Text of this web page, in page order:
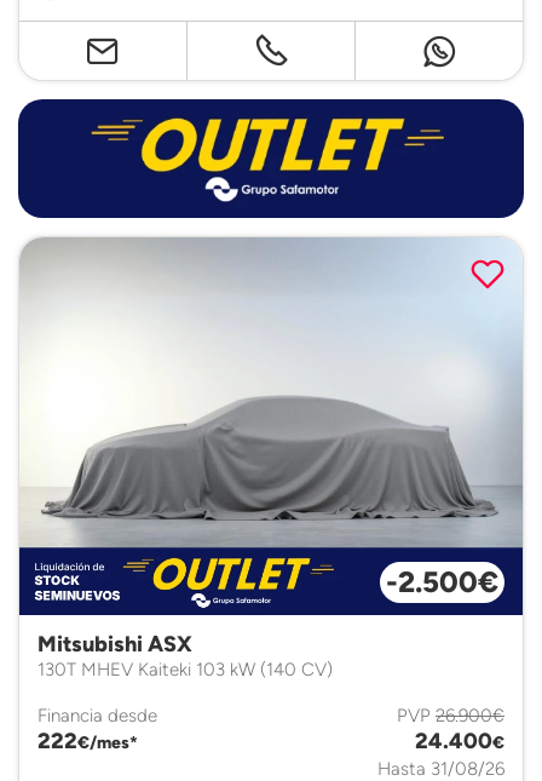
-2.500€
Mitsubishi ASX
130T MHEV Kaiteki 103 kW (140 CV)
Financia desde
222€/mes*
PVP 26.900€
24.400€
Hasta 31/08/26